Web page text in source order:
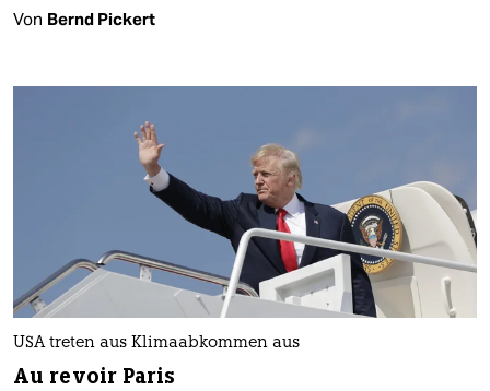
Von Bernd Pickert
USA treten aus Klimaabkommen aus
Au revoir Paris